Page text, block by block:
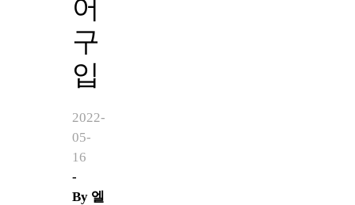
어
구
입
2022-
05-
16
-
By 엘